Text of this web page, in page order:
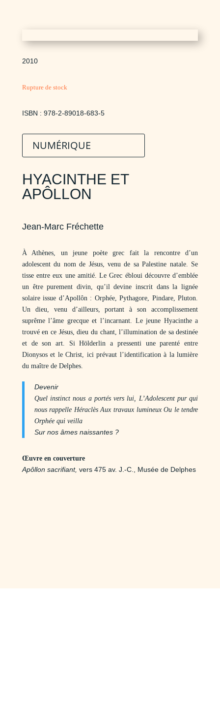
2010
Rupture de stock
ISBN : 978-2-89018-683-5
NUMÉRIQUE
HYACINTHE ET
APÔLLON
Jean-Marc Fréchette
À Athènes, un jeune poète grec fait la rencontre d’un
adolescent du nom de Jésus, venu de sa Palestine natale. Se
tisse entre eux une amitié. Le Grec ébloui découvre d’emblée
un être purement divin, qu’il devine inscrit dans la lignée
solaire issue d’Apollôn : Orphée, Pythagore, Pindare, Pluton.
Un dieu, venu d’ailleurs, portant à son accomplissement
suprême l’âme grecque et l’incarnant. Le jeune Hyacinthe a
trouvé en ce Jésus, dieu du chant, l’illumination de sa destinée
et de son art. Si Hölderlin a pressenti une parenté entre
Dionysos et le Christ, ici prévaut l’identification à la lumière
du maître de Delphes.
Devenir
Quel instinct nous a portés vers lui, L’Adolescent pur qui
nous rappelle HéraclèsAux travaux lumineux Ou le tendre
Orphée qui veilla
Sur nos âmes naissantes ?
Œuvre en couverture
Apôllon sacrifiant, vers 475 av. J.-C., Musée de Delphes